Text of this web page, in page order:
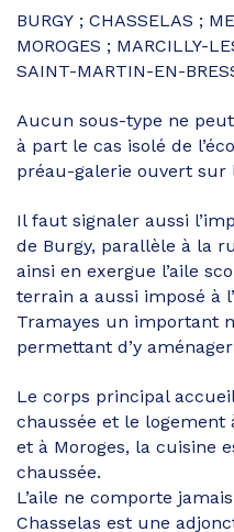
BURGY ; CHASSELAS ;
MOROGES ; MARCILLY-
SAINT-MARTIN-EN-
Aucun sous-type ne
à part le cas isolé de
préau-galerie ouvert sur
Il faut signaler aussi
de Burgy, parallèle à la
ainsi en exergue l’aile
terrain a aussi imposé à
Tramayes un important
permettant d’y
Le corps principal
chaussée et le logement
et à Moroges, la cuisine
chaussée.
L’aile ne comporte
Chasselas est une